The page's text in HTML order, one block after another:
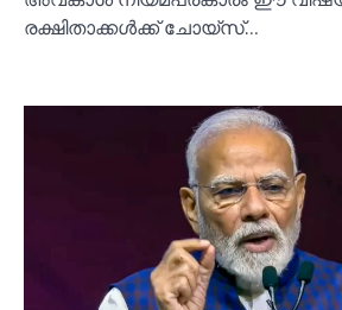
രക്ഷിതാക്കള്‍ക്ക് ചോയ്സ്…